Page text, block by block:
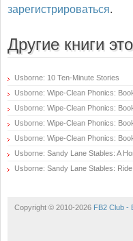
зарегистрироваться.
Другие книги
Usborne: 10 Ten-Minute Stories
Usborne: Wipe-Clean Phonics:
Usborne: Wipe-Clean Phonics:
Usborne: Wipe-Clean Phonics:
Usborne: Wipe-Clean Phonics:
Usborne: Sandy Lane Stables: A
Usborne: Sandy Lane Stables:
Copyright © 2010-2026 FB2 Club -